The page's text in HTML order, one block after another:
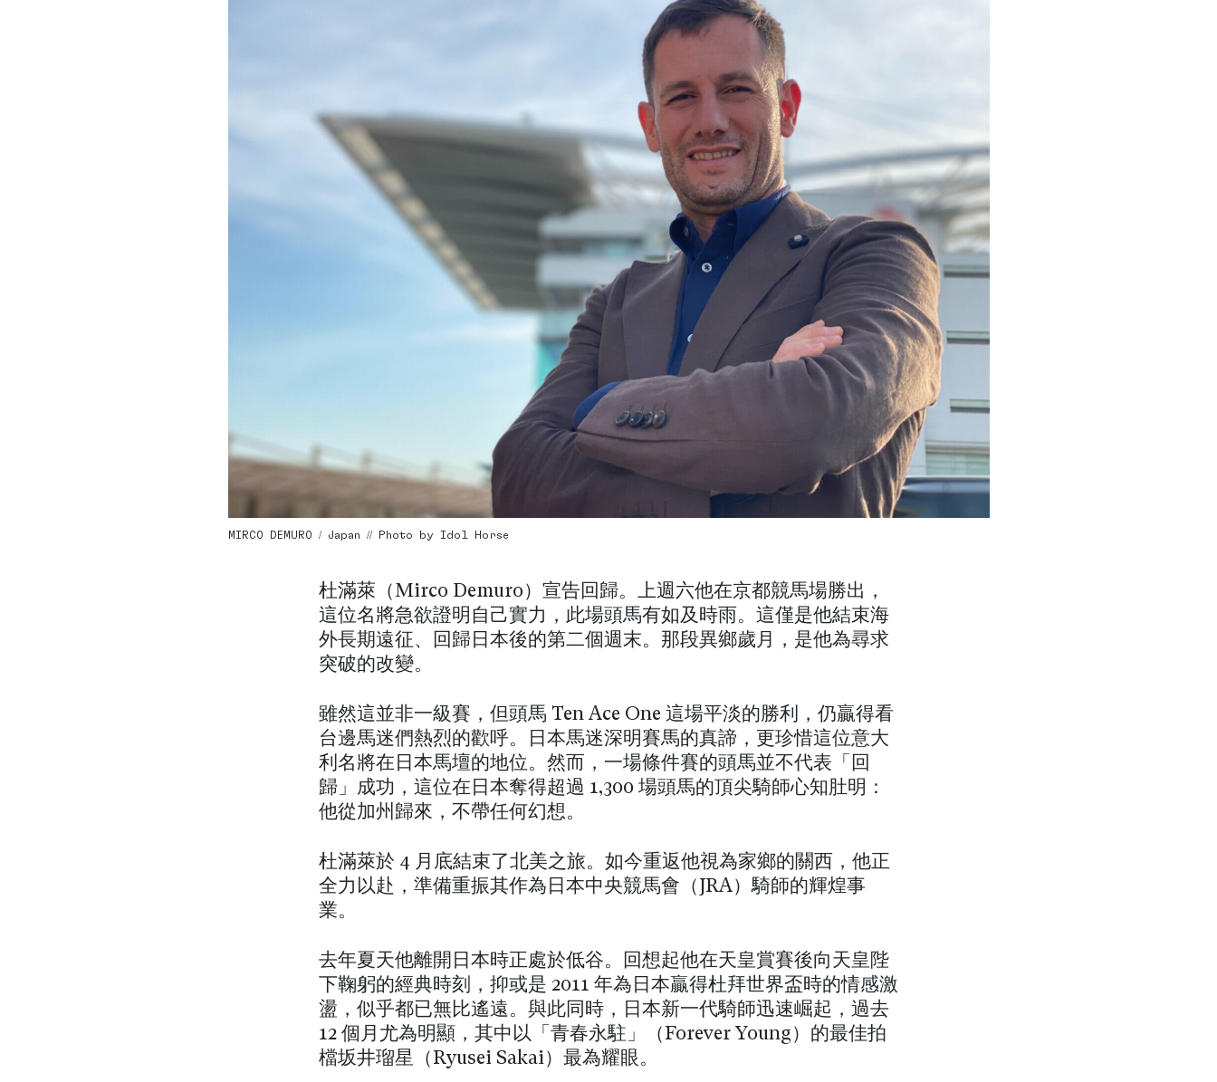
MIRCO DEMURO / Japan // Photo by Idol Horse
杜滿萊（Mirco Demuro）宣告回歸。上週六他在京都競馬場勝出，
這位名將急欲證明自己實力，此場頭馬有如及時雨。這僅是他結束海
外長期遠征、回歸日本後的第二個週末。那段異鄉歲月，是他為尋求
突破的改變。
雖然這並非一級賽，但頭馬 Ten Ace One 這場平淡的勝利，仍贏得看
台邊馬迷們熱烈的歡呼。日本馬迷深明賽馬的真諦，更珍惜這位意大
利名將在日本馬壇的地位。然而，一場條件賽的頭馬並不代表「回
歸」成功，這位在日本奪得超過 1,300 場頭馬的頂尖騎師心知肚明：
他從加州歸來，不帶任何幻想。
杜滿萊於 4 月底結束了北美之旅。如今重返他視為家鄉的關西，他正
全力以赴，準備重振其作為日本中央競馬會（JRA）騎師的輝煌事
業。
去年夏天他離開日本時正處於低谷。回想起他在天皇賞賽後向天皇陛
下鞠躬的經典時刻，抑或是 2011 年為日本贏得杜拜世界盃時的情感激
盪，似乎都已無比遙遠。與此同時，日本新一代騎師迅速崛起，過去
12 個月尤為明顯，其中以「青春永駐」（Forever Young）的最佳拍
檔坂井瑠星（Ryusei Sakai）最為耀眼。